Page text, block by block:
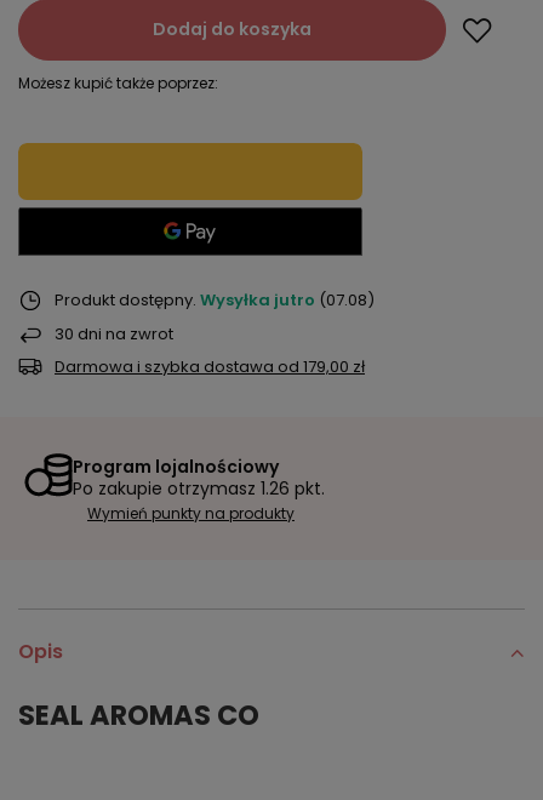
Dodaj do koszyka
Możesz kupić także poprzez:
Produkt dostępny Wysyłka jutro (07.08)
30 dni na zwrot
Darmowa i szybka dostawa od 179,00 zł
Program lojalnościowy
Po zakupie otrzymasz 1.26 pkt.
Wymień punkty na produkty
Opis
SEAL AROMAS CO